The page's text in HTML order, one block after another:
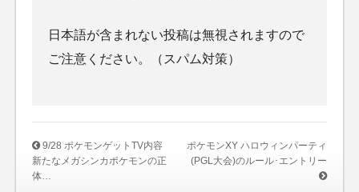
日本語が含まれない投稿は無視されますので
ご注意ください。（スパム対策）
9/28 ポケモンゲットTV内容
新たなメガシンカポケモンの正
体…
ポケモンXY ハロウィンパーティ
(PGL大会)のルール･エントリー